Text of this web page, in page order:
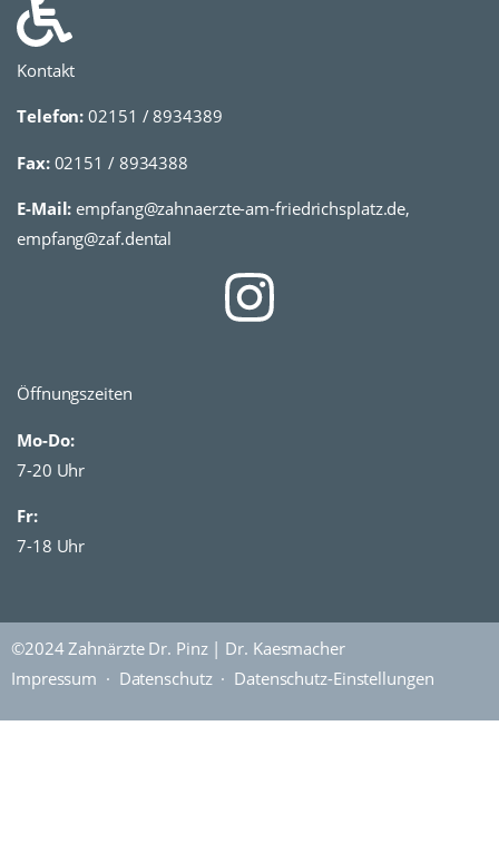
Kontakt
Telefon: 02151 / 8934389
Fax:02151 / 8934388
E-Mail: empfang@zahnaerzte-am-friedrichsplatz.de,
empfang@zaf.dental
Öffnungszeiten
Mo-Do:
7-20 Uhr
Fr:
7-18 Uhr
©2024 Zahnärzte Dr. Pinz | Dr. Kaesmacher
Impressum · Datenschutz· Datenschutz-Einstellungen